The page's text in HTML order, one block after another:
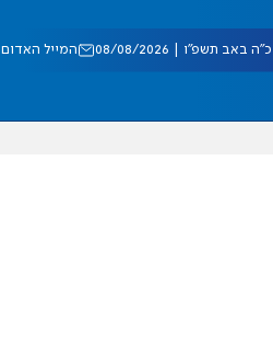
כ"ה באב תשפ"ו | 08/08/2026 המייל האדום